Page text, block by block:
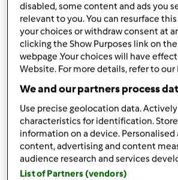
Składniki
300gjagód
100g bananów
1/2 laski wanilii lub łyżka
1płaskie łyżkiagaru bądź
Lista zakupów
disabled, some content and ads you
relevant to you. You can resurface
your choices or withdraw consent at
clicking the Show Purposes link on
webpage .Your choices will have
Website. For more details, refer to our
We and our partners process
Use precise geolocation data.
characteristics for identification.
information on a device. Personalised
content, advertising and content
audience research and services
List of Partners (vendors)